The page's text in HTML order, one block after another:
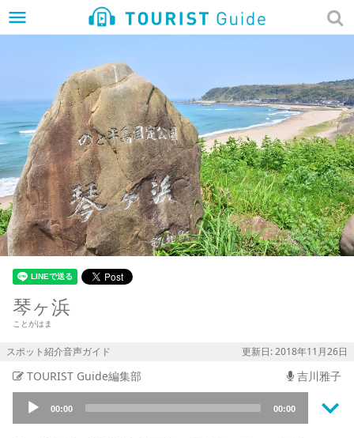
menu
琴ヶ浜
ことがはま
スポット紹介音声ガイド 更新日: 2018年11月26日
TOURIST Guide編集部 吉川雅子
Audio
Player
00:00 00:00 keyboard_arrow_down